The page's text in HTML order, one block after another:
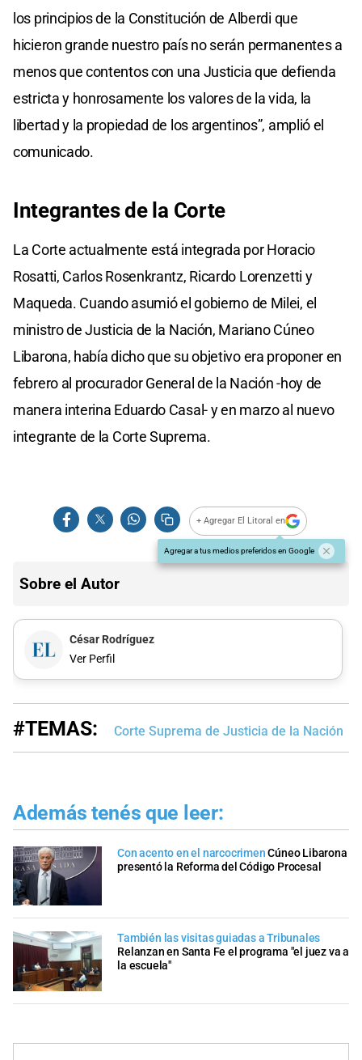
los principios de la Constitución de Alberdi que
hicieron grande nuestro país no serán permanentes a
menos que contentos con una Justicia que defienda
estricta y honrosamente los valores de la vida, la
libertad y la propiedad de los argentinos”, amplió el
comunicado.
Integrantes de la Corte
La Corte actualmente está integrada por Horacio
Rosatti, Carlos Rosenkrantz, Ricardo Lorenzetti y
Maqueda. Cuando asumió el gobierno de Milei, el
ministro de Justicia de la Nación, Mariano Cúneo
Libarona, había dicho que su objetivo era proponer en
febrero al procurador General de la Nación -hoy de
manera interina Eduardo Casal- y en marzo al nuevo
integrante de la Corte Suprema.
+ Agregar El Litoral en
Agregar a tus medios preferidos en Google
Sobre el Autor
César Rodríguez
Ver Perfil
#TEMAS: Corte Suprema de Justicia de la Nación
Además tenés que leer:
Con acento en el narcocrimen Cúneo Libarona
presentó la Reforma del Código Procesal
También las visitas guiadas a Tribunales
Relanzan en Santa Fe el programa "el juez va a
la escuela"